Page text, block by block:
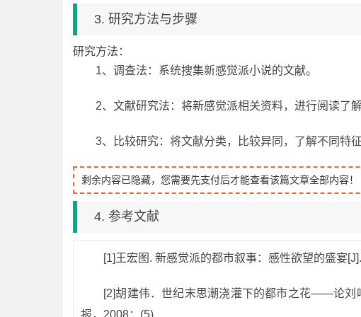
3. 研究方法与步骤
研究方法：
1、调查法：系统搜集新感觉派小说的文献。
2、文献研究法：将新感觉派相关资料，进行阅读了
3、比较研究：将文献分类，比较异同，了解不同特征
剩余内容已隐藏，您需要先支付后才能查看该篇文章全部内容！
4. 参考文献
[1]王宏图. 新感觉派的都市叙事：感性欲望的盛宴
[2]胡建伟．世纪末思潮浇灌下的都市之花——论刘
报，2008：(5)．